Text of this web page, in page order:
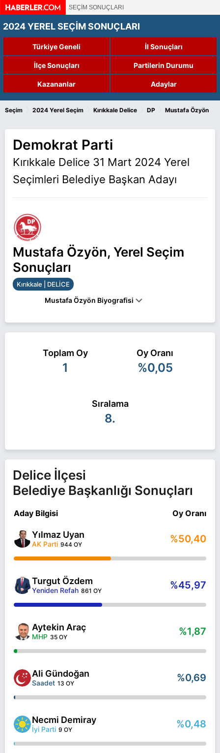
SEÇİM SONUÇLARI
2024 YEREL SEÇİM SONUÇLARI
Türkiye Geneli İl Sonuçları
İlçe Sonuçları Partilerin Durumu
Kazananlar Adaylar
Seçim 2024 Yerel Seçim Kırıkkale Delice DP Mustafa Özyön
Demokrat Parti
Kırıkkale Delice 31 Mart 2024 Yerel
Seçimleri Belediye Başkan Adayı
Mustafa Özyön, Yerel Seçim
Sonuçları
Kırıkkale | DELİCE
Mustafa Özyön Biyografisi
adayı olarak DP ile 31 Mart 2024 yerel
seçimlerinde yarışıyor. Mustafa Özyön ile ilgili daha
fazla bilgi için
Mustafa Özyön Haberleri
Toplam Oy
1
Oy Oranı
%0,05
Sıralama
8.
Delice İlçesi
Belediye Başkanlığı Sonuçları
Aday Bilgisi Oy Oranı
Yılmaz Uyan
AK Parti 944 OY %50,40
Turgut Özdem
Yeniden Refah 861 OY %45,97
Aytekin Araç
MHP 35 OY %1,87
Ali Gündoğan
Saadet 13 OY %0,69
Necmi Demiray
İyi Parti 9 OY %0,48